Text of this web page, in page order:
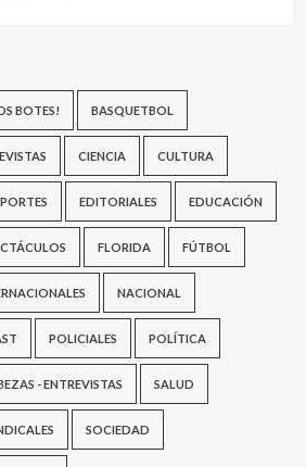
BOTES! BASQUETBOL
CIENCIA CULTURA
EDITORIALES EDUCACIÓN
FLORIDA FÚTBOL
NACIONAL
POLICIALES POLÍTICA
- ENTREVISTAS SALUD
SOCIEDAD